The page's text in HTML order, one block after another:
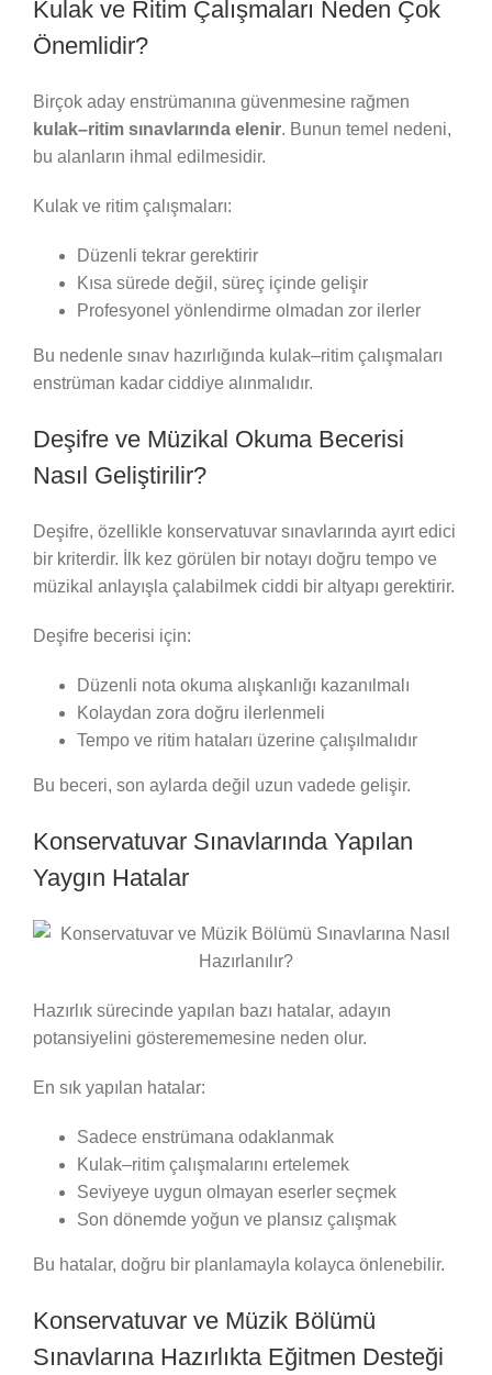
Kulak ve Ritim Çalışmaları Neden Çok
Önemlidir?
Birçok aday enstrümanına güvenmesine rağmen
kulak–ritim sınavlarında elenir. Bunun temel nedeni,
bu alanların ihmal edilmesidir.
Kulak ve ritim çalışmaları:
Düzenli tekrar gerektirir
Kısa sürede değil, süreç içinde gelişir
Profesyonel yönlendirme olmadan zor ilerler
Bu nedenle sınav hazırlığında kulak–ritim çalışmaları
enstrüman kadar ciddiye alınmalıdır.
Deşifre ve Müzikal Okuma Becerisi
Nasıl Geliştirilir?
Deşifre, özellikle konservatuvar sınavlarında ayırt edici
bir kriterdir. İlk kez görülen bir notayı doğru tempo ve
müzikal anlayışla çalabilmek ciddi bir altyapı gerektirir.
Deşifre becerisi için:
Düzenli nota okuma alışkanlığı kazanılmalı
Kolaydan zora doğru ilerlenmeli
Tempo ve ritim hataları üzerine çalışılmalıdır
Bu beceri, son aylarda değil uzun vadede gelişir.
Konservatuvar Sınavlarında Yapılan
Yaygın Hatalar
Hazırlık sürecinde yapılan bazı hatalar, adayın
potansiyelini gösterememesine neden olur.
En sık yapılan hatalar:
Sadece enstrümana odaklanmak
Kulak–ritim çalışmalarını ertelemek
Seviyeye uygun olmayan eserler seçmek
Son dönemde yoğun ve plansız çalışmak
Bu hatalar, doğru bir planlamayla kolayca önlenebilir.
Konservatuvar ve Müzik Bölümü
Sınavlarına Hazırlıkta Eğitmen Desteği